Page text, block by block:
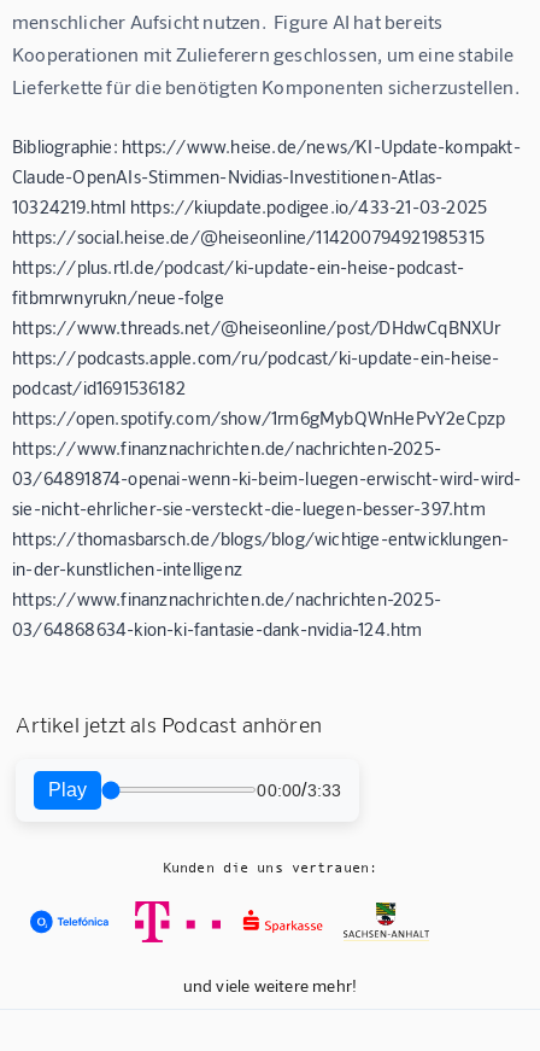
menschlicher Aufsicht nutzen.  Figure AI hat bereits
Kooperationen mit Zulieferern geschlossen, um eine stabile
Lieferkette für die benötigten Komponenten sicherzustellen.
Bibliographie: https://www.heise.de/news/KI-Update-kompakt-
Claude-OpenAIs-Stimmen-Nvidias-Investitionen-Atlas-
10324219.html https://kiupdate.podigee.io/433-21-03-2025
https://social.heise.de/@heiseonline/114200794921985315
https://plus.rtl.de/podcast/ki-update-ein-heise-podcast-
fitbmrwnyrukn/neue-folge
https://www.threads.net/@heiseonline/post/DHdwCqBNXUr
https://podcasts.apple.com/ru/podcast/ki-update-ein-heise-
podcast/id1691536182
https://open.spotify.com/show/1rm6gMybQWnHePvY2eCpzp
https://www.finanznachrichten.de/nachrichten-2025-
03/64891874-openai-wenn-ki-beim-luegen-erwischt-wird-wird-
sie-nicht-ehrlicher-sie-versteckt-die-luegen-besser-397.htm
https://thomasbarsch.de/blogs/blog/wichtige-entwicklungen-
in-der-kunstlichen-intelligenz
https://www.finanznachrichten.de/nachrichten-2025-
03/64868634-kion-ki-fantasie-dank-nvidia-124.htm
Artikel jetzt als Podcast anhören
Play 00:00/3:33
Kunden die uns vertrauen:
und viele weitere mehr!